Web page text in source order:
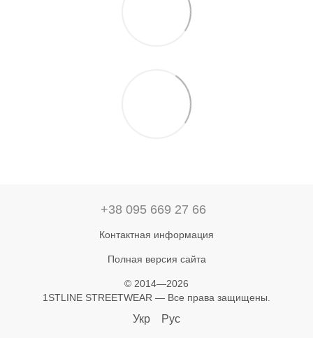
+38 095 669 27 66
Контактная информация
Полная версия сайта
© 2014—2026
1STLINE STREETWEAR — Все права защищены.
Укр Рус